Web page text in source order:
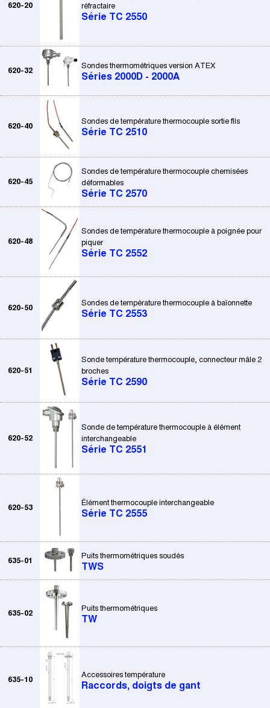
620-20
réfractaire
Série TC 2550
620-32
Sondes thermométriques version ATEX
Séries 2000D - 2000A
620-40
Sondes de température thermocouple sortie fils
Série TC 2510
620-45
Sondes de température thermocouple chemisées
déformables
Série TC 2570
620-48
Sondes de température thermocouple à poignée pour
piquer
Série TC 2552
620-50
Sondes de température thermocouple à baïonnette
Série TC 2553
620-51
Sonde température thermocouple, connecteur mâle 2
broches
Série TC 2590
620-52
Sonde de température thermocouple à élément
interchangeable
Série TC 2551
620-53
Élément thermocouple interchangeable
Série TC 2555
635-01
Puits thermométriques soudés
TWS
635-02
Puits thermométriques
TW
635-10
Accessoires température
Raccords, doigts de gant